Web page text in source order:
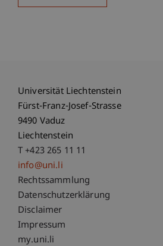
Universität Liechtenstein
Fürst-Franz-Josef-Strasse
9490 Vaduz
Liechtenstein
T +423 265 11 11
info@uni.li
Fußzeile Rechtliche
Rechtssammlung
Datenschutzerklärung
Disclaimer
Impressum
Fußzeile Subdomain-
my.uni.li